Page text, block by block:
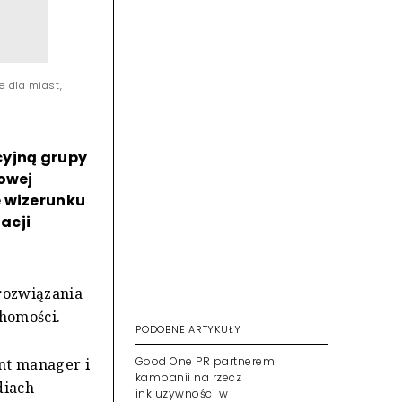
dla miast,
grupy
manager i
PODOBNE ARTYKUŁY
Good One PR partnerem
kampanii na rzecz
inkluzywności w